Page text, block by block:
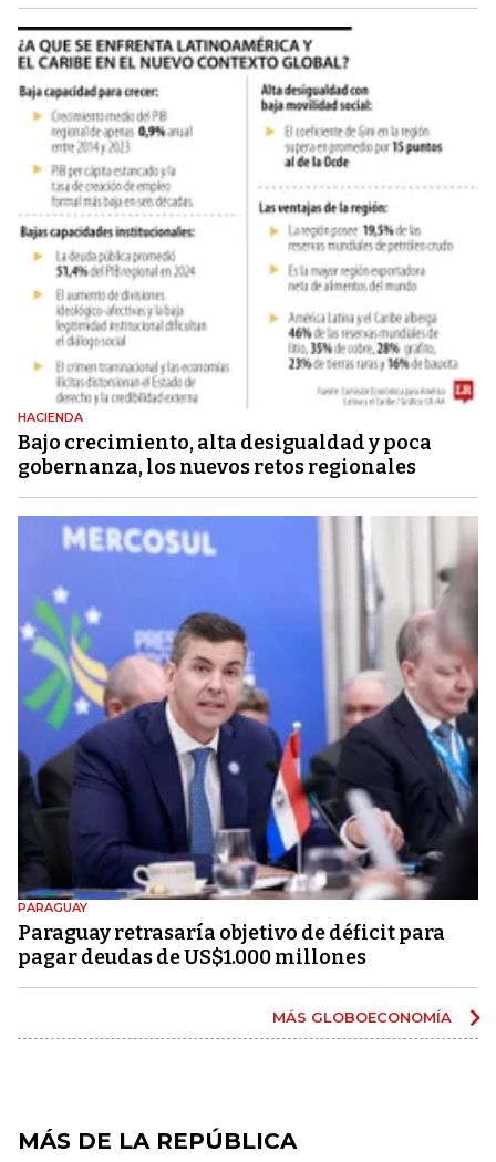
HACIENDA
Bajo crecimiento, alta desigualdad y poca
gobernanza, los nuevos retos regionales
PARAGUAY
Paraguay retrasaría objetivo de déficit para
pagar deudas de US$1.000 millones
MÁS GLOBOECONOMÍA
MÁS DE LA REPÚBLICA